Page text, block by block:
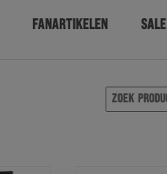
FANARTIKELEN SALE
Zoeken
naar: